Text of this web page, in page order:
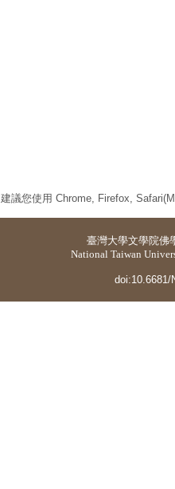
建議您使用 Chrome, Firefox,
臺灣大學文學院佛
National Taiwan
doi:10.6681/